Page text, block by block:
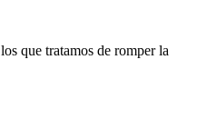
que tratamos de romper la